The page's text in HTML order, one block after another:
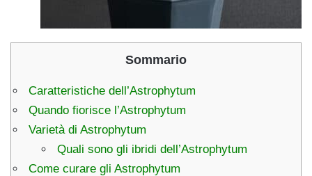
Sommario
Caratteristiche dell’Astrophytum
Quando fiorisce l’Astrophytum
Varietà di Astrophytum
Quali sono gli ibridi dell’Astrophytum
Come curare gli Astrophytum